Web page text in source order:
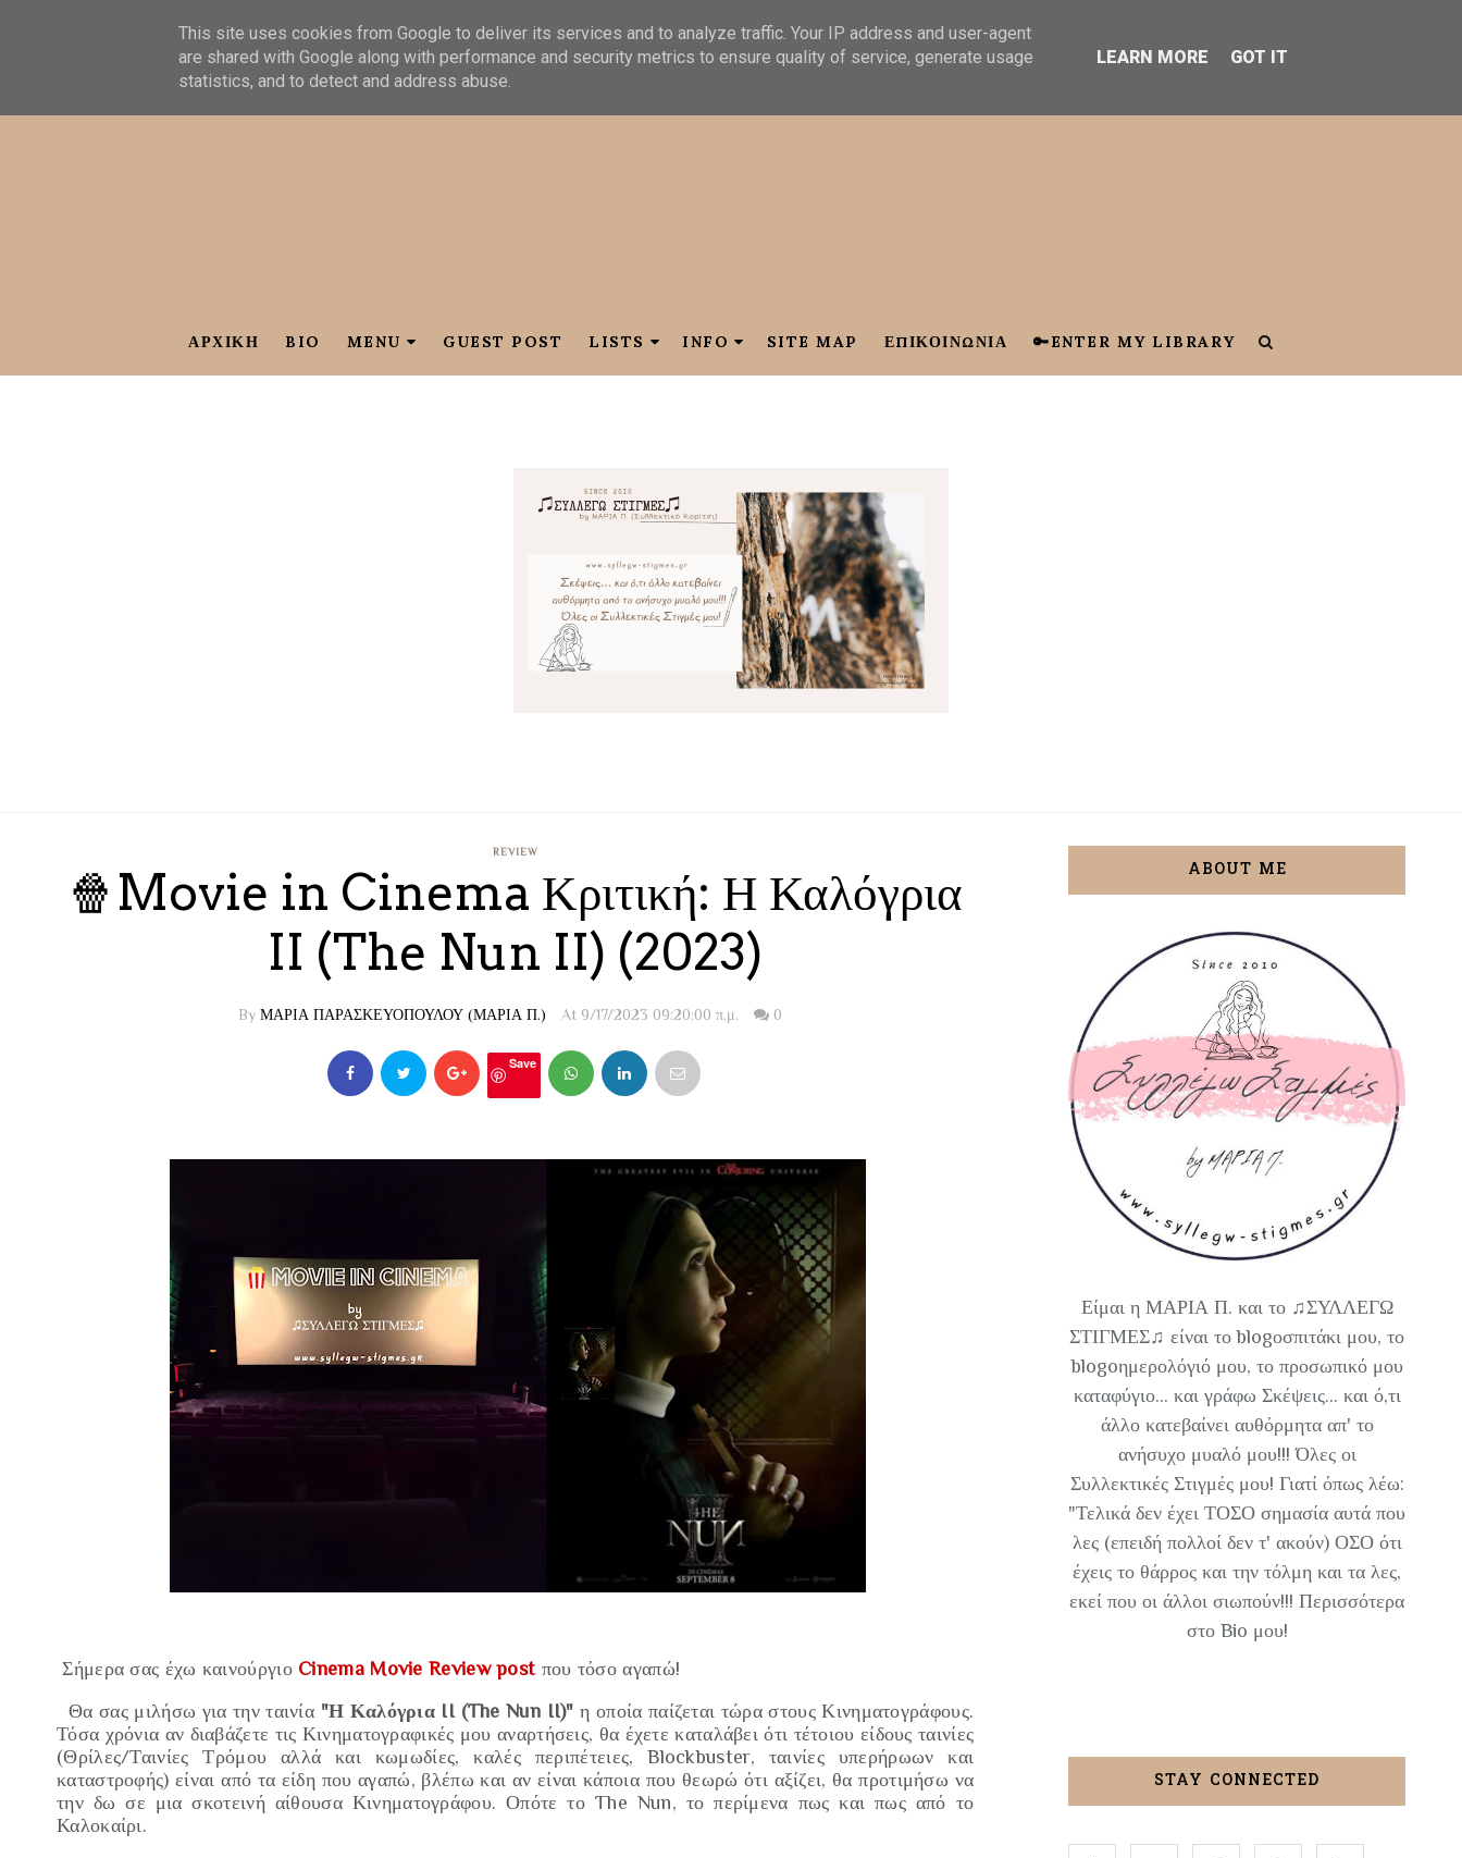
ΑΡΧΙΚΗ BIO MENU GUEST POST LISTS INFO SITE MAP ΕΠΙΚΟΙΝΩΝΙΑ 🔑ENTER MY LIBRARY
REVIEW
🍿Movie in Cinema Κριτική: Η Καλόγρια
II (The Nun II) (2023)
By ΜΑΡΙΑ ΠΑΡΑΣΚΕΥΟΠΟΥΛΟΥ (ΜΑΡΙΑ Π.) At 9/17/2023 09:20:00 π.μ. 0
Save
Σήμερα σας έχω καινούργιο Cinema Movie Review postπου τόσο αγαπώ!
Θα σας μιλήσω για την ταινία "Η Καλόγρια II (The Nun II)" η οποία παίζεται τώρα στους Κινηματογράφους.
Τόσα χρόνια αν διαβάζετε τις Κινηματογραφικές μου αναρτήσεις, θα έχετε καταλάβει ότι τέτοιου είδους ταινίες
(Θρίλες/Ταινίες Τρόμου αλλά και κωμωδίες, καλές περιπέτειες, Blockbuster, ταινίες υπερήρωων
και
καταστροφής) είναι από τα είδη που αγαπώ, βλέπω και αν είναι κάποια που θεωρώ ότι αξίζει, θα προτιμήσω να
την δω σε μια σκοτεινή αίθουσα Κινηματογράφου. Οπότε το The Nun, το περίμενα πως και πως από το
Καλοκαίρι.
ABOUT ME
Είμαι η ΜΑΡΙΑ Π. και το ♫ΣΥΛΛΕΓΩ
ΣΤΙΓΜΕΣ♫ είναι το blogοσπιτάκι μου, το
blogoημερολόγιό μου, το προσωπικό μου
καταφύγιο... και γράφω Σκέψεις... και ό,τι
άλλο κατεβαίνει αυθόρμητα απ' το
ανήσυχο μυαλό μου!!! Όλες οι
Συλλεκτικές Στιγμές μου! Γιατί όπως λέω:
"Τελικά δεν έχει ΤΟΣΟ σημασία αυτά που
λες (επειδή πολλοί δεν τ' ακούν) ΟΣΟ ότι
έχεις το θάρρος και την τόλμη και τα λες,
εκεί που οι άλλοι σιωπούν!!! Περισσότερα
στο Bio μου!
STAY CONNECTED
This site uses cookies from Google to deliver its services and to analyze traffic. Your IP address and user-agent
are shared with Google along with performance and security metrics to ensure quality of service, generate usage
statistics, and to detect and address abuse.
LEARN MORE GOT IT